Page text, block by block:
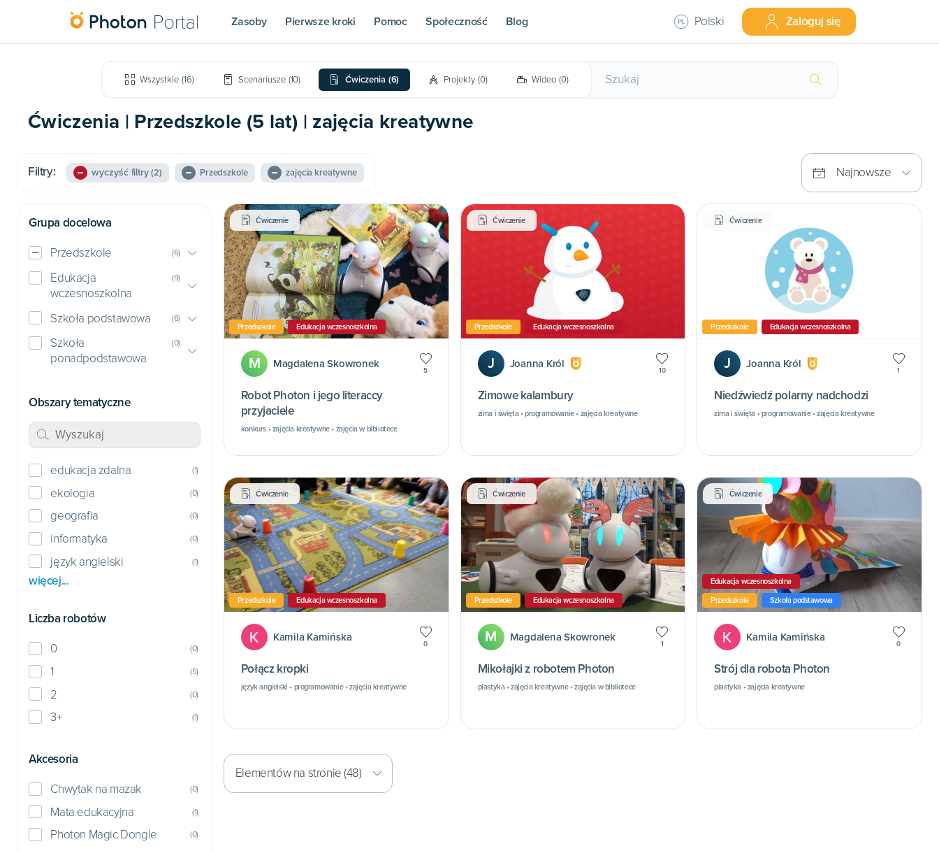
Zasoby Pierwsze kroki Pomoc Społeczność Blog Polski Zaloguj się
Wszystkie (16) Scenariusze (10) Ćwiczenia (6) Projekty (0) Wideo (0)
Ćwiczenia | Przedszkole (5 lat) | zajęcia kreatywne
Filtry: wyczyść filtry(2) Przedszkole zajęcia kreatywne Najnowsze
Grupa docelowa
Przedszkole (6)
Edukacja
wczesnoszkolna
(9)
Szkoła podstawowa (6)
Szkoła
ponadpodstawowa
(0)
Obszary tematyczne
edukacja zdalna (1)
ekologia (0)
geografia (0)
informatyka (0)
język angielski (1)
więcej...
Liczba robotów
0 (0)
1 (5)
2 (0)
3+ (1)
Akcesoria
Chwytak na mazak (0)
Mata edukacyjna (1)
Photon Magic Dongle (0)
Ćwiczenie
Przedszkole Edukacja wczesnoszkolna
M Magdalena Skowronek
5
Robot Photon i jego literaccy
przyjaciele
konkurs • zajęcia kreatywne • zajęcia w bibliotece
Ćwiczenie
Przedszkole Edukacja wczesnoszkolna
J Joanna Król
10
Zimowe kalambury
zima i święta • programowanie • zajęcia kreatywne
Ćwiczenie
Przedszkole Edukacja wczesnoszkolna
J Joanna Król
1
Niedźwiedź polarny nadchodzi
zima i święta • programowanie • zajęcia kreatywne
Ćwiczenie
Przedszkole Edukacja wczesnoszkolna
Kamila Kamińska
0
Połącz kropki
język angielski • programowanie • zajęcia kreatywne
Ćwiczenie
Przedszkole Edukacja wczesnoszkolna
M Magdalena Skowronek
1
Mikołajki z robotem Photon
plastyka • zajęcia kreatywne • zajęcia w bibliotece
Ćwiczenie
Przedszkole Szkoła podstawowa
Edukacja wczesnoszkolna
Kamila Kamińska
0
Strój dla robota Photon
plastyka • zajęcia kreatywne
Elementów na stronie (48)